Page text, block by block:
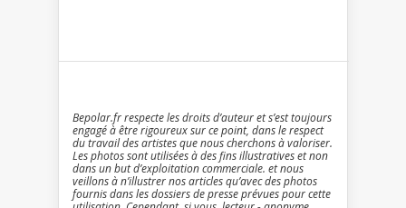
Bepolar.fr respecte les droits d’auteur et s’est toujours
engagé à être rigoureux sur ce point, dans le respect
du travail des artistes que nous cherchons à valoriser.
Les photos sont utilisées à des fins illustratives et non
dans un but d’exploitation commerciale. et nous
veillons à n’illustrer nos articles qu’avec des photos
fournis dans les dossiers de presse prévues pour cette